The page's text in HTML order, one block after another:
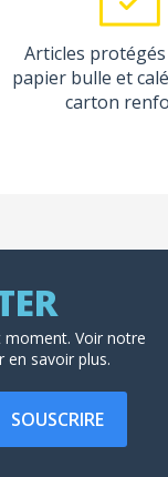
Articles
papier bulle et
carton
moment. Voirnotre
en savoir plus.
SOUSCRIRE